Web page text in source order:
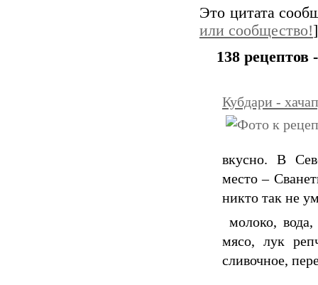
Это цитата
или сообщество!]
138
Кубдари -
вкусно. В
место –
никто так не
молоко,
мясо, лук
сливочное,